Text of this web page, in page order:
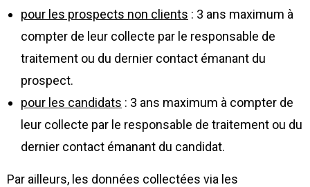
pour les prospects non clients : 3 ans maximum à
compter de leur collecte par le responsable de
traitement ou du dernier contact émanant du
prospect.
pour les candidats : 3 ans maximum à compter de
leur collecte par le responsable de traitement ou du
dernier contact émanant du candidat.
Par ailleurs, les données collectées via les